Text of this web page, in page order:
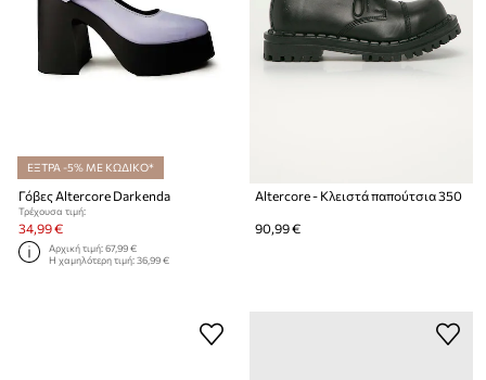
ΕΞΤΡΑ -5% ΜΕ ΚΩΔΙΚΟ*
Γόβες Altercore Darkenda
Τρέχουσα τιμή:
34,99 €
Αρχική τιμή:67,99 €
Η χαμηλότερη τιμή:36,99 €
Altercore - Κλειστά παπούτσια 350
90,99 €